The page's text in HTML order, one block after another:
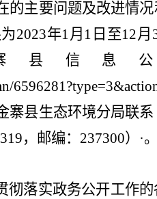
的主要问题及改进情
2023年1 月 1 日至12月
县信息
寨县生态环境分局联
，邮编： 237300）·。
彻落实政务公开工作的
返回顶部